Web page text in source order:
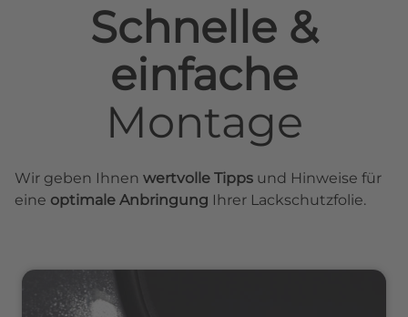
Schnelle &
einfache
Montage
Wir geben Ihnen wertvolle Tipps und Hinweise für
eine optimale Anbringung Ihrer Lackschutzfolie.